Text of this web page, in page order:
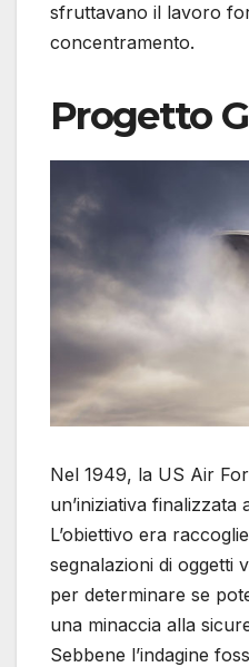
sfruttavano il lavoro
concentramento.
Progetto
Nel 1949, la US Air
un’iniziativa finalizzata
L’obiettivo era
segnalazioni di oggetti
per determinare se
una minaccia alla
Sebbene l’indagine